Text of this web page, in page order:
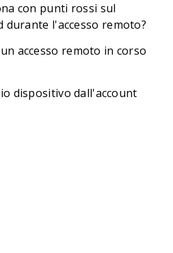
con punti rossi sul
durante l'accesso remoto?
accesso remoto in corso
dispositivo dall'account